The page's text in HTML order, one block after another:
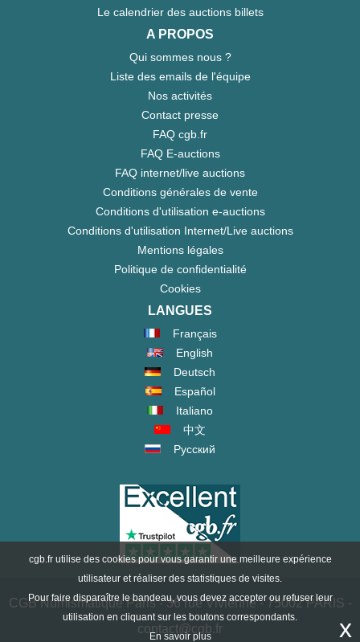
Le calendrier des auctions billets
A PROPOS
Qui sommes nous ?
Liste des emails de l'équipe
Nos activités
Contact presse
FAQ cgb.fr
FAQ E-auctions
FAQ internet/live auctions
Conditions générales de vente
Conditions d'utilisation e-auctions
Conditions d'utilisation Internet/Live auctions
Mentions légales
Politique de confidentialité
Cookies
LANGUES
Français
English
Deutsch
Español
Italiano
中文
Русский
CGB Numismatique Paris - 36 rue Vivienne - 75002 PARIS -
contact@cgb.fr
cgb.fr utilise des cookies pour vous garantir une meilleure expérience
utilisateur et réaliser des statistiques de visites.
Pour faire disparaître le bandeau, vous devez accepter ou refuser leur
utilisation en cliquant sur les boutons correspondants.
En savoir plus
x